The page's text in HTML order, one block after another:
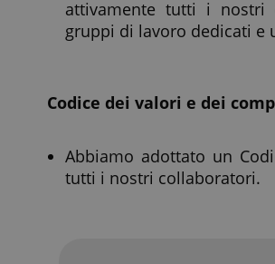
attivamente tutti i nostri
gruppi di lavoro dedicati e
Codice dei valori e dei
Abbiamo adottato un
tutti i nostri collaboratori.